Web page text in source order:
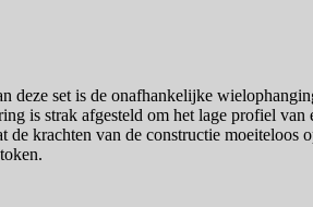
deze set is de onafhankelijke
is strak afgesteld om het lage profiel
de krachten van de constructie